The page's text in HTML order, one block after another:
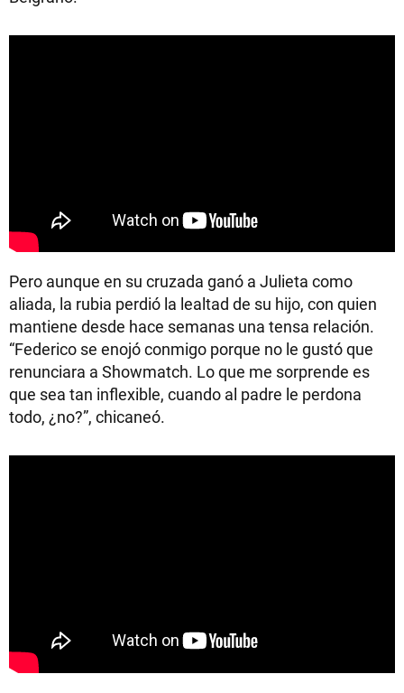
Pero aunque en su cruzada ganó a Julieta como
aliada, la rubia perdió la lealtad de su hijo, con quien
mantiene desde hace semanas una tensa relación.
“Federico se enojó conmigo porque no le gustó que
renunciara a Showmatch. Lo que me sorprende es
que sea tan inflexible, cuando al padre le perdona
todo, ¿no?”, chicaneó.